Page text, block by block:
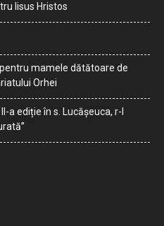
Iisus Hristos
mamele dătătoare de
Orhei
a ediție în s. Lucășeuca, r-l